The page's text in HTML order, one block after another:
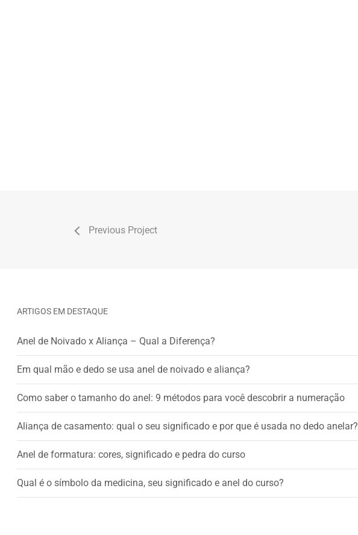
Previous Project
ARTIGOS EM DESTAQUE
Anel de Noivado x Aliança – Qual a Diferença?
Em qual mão e dedo se usa anel de noivado e aliança?
Como saber o tamanho do anel: 9 métodos para você descobrir a numeração
Aliança de casamento: qual o seu significado e por que é usada no dedo anelar?
Anel de formatura: cores, significado e pedra do curso
Qual é o símbolo da medicina, seu significado e anel do curso?